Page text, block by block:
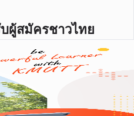
ผู้สมัครชาวไทย